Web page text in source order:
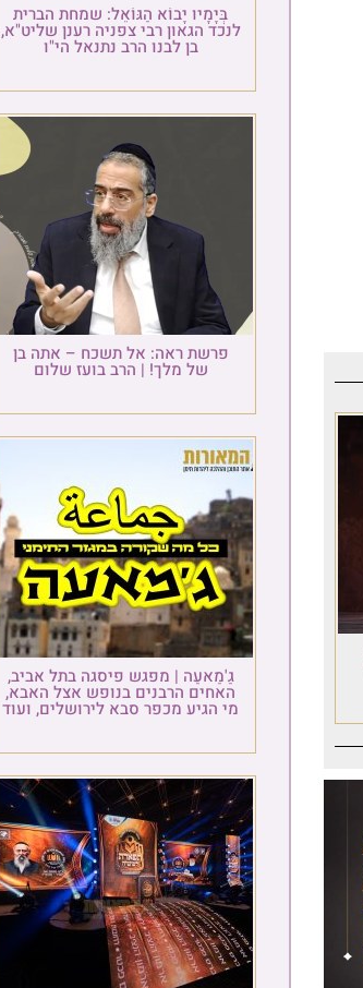
בְּיָמָיו יָבוֹא הַגּוֹאֵל: שמחת הברית
לנכד הגאון רבי צפניה רענן שליט"א,
בן לבנו הרב נתנאל הי"ו
פרשת ראה: אל תשכח – אתה בן
של מלך! | הרב בועז שלום
גַ'מַאעַה | מפגש פיסגה בתל אביב,
האחים הרבנים בנופש אצל האבא,
מי הגיע מכפר סבא לירושלים, ועוד